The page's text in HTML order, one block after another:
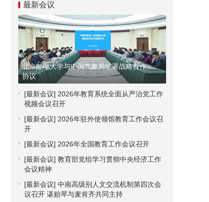
最新会议
北京邮电大学与中国气象局签署战略合作
协议
[最新会议] 2026年教育系统全面从严治党工作
视频会议召开
[最新会议] 2026年驻外使领馆教育工作会议召
开
[最新会议] 2026年全国教育工作会议召开
[最新会议] 教育部党组学习贯彻中央经济工作
会议精神
[最新会议] 中南高级别人文交流机制第四次会
议召开 谌贻琴与麦肯齐共同主持